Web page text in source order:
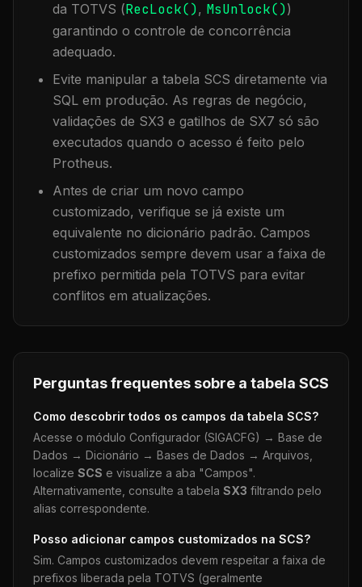
da TOTVS (RecLock(), MsUnlock())
garantindo o controle de concorrência
adequado.
Evite manipular a tabela SCS diretamente via
SQL em produção. As regras de negócio,
validações de SX3 e gatilhos de SX7 só são
executados quando o acesso é feito pelo
Protheus.
Antes de criar um novo campo
customizado, verifique se já existe um
equivalente no dicionário padrão. Campos
customizados sempre devem usar a faixa de
prefixo permitida pela TOTVS para evitar
conflitos em atualizações.
Perguntas frequentes sobre a tabela SCS
Como descobrir todos os campos da tabela SCS?
Acesse o módulo Configurador (SIGACFG) → Base de
Dados → Dicionário → Bases de Dados → Arquivos,
localize SCS e visualize a aba "Campos".
Alternativamente, consulte a tabela SX3 filtrando pelo
alias correspondente.
Posso adicionar campos customizados na SCS?
Sim. Campos customizados devem respeitar a faixa de
prefixos liberada pela TOTVS (geralmente